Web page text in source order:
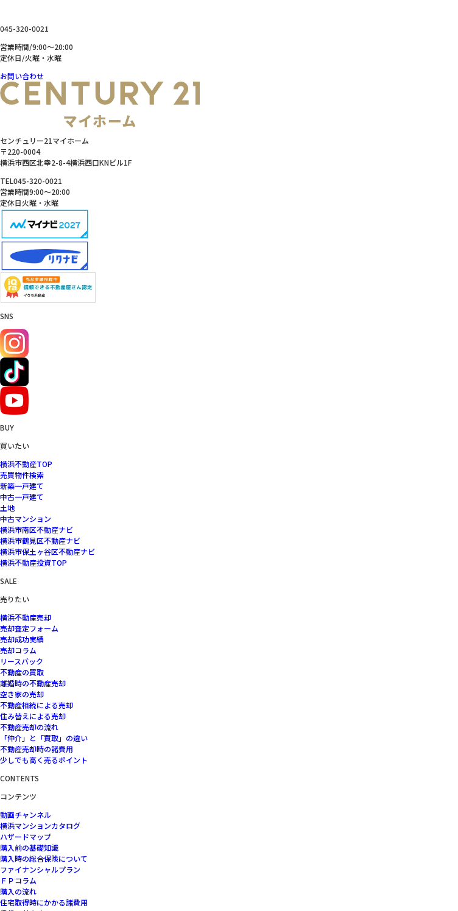
045-320-0021
営業時間/9:00～20:00
定休日/火曜・水曜
お問い合わせ
センチュリー21マイホーム
〒220-0004
横浜市西区北幸2-8-4横浜西口KNビル1F
TEL045-320-0021
営業時間9:00～20:00
定休日火曜・水曜
SNS
BUY
買いたい
横浜不動産TOP
売買物件検索
新築一戸建て
中古一戸建て
土地
中古マンション
横浜市南区不動産ナビ
横浜市鶴見区不動産ナビ
横浜市保土ヶ谷区不動産ナビ
横浜不動産投資TOP
SALE
売りたい
横浜不動産売却
売却査定フォーム
売却成功実績
売却コラム
リースバック
不動産の買取
離婚時の不動産売却
空き家の売却
不動産相続による売却
住み替えによる売却
不動産売却の流れ
「仲介」と「買取」の違い
不動産売却時の諸費用
少しでも高く売るポイント
CONTENTS
コンテンツ
動画チャンネル
横浜マンションカタログ
ハザードマップ
購入前の基礎知識
購入時の総合保険について
ファイナンシャルプラン
ＦＰコラム
購入の流れ
住宅取得時にかかる諸費用